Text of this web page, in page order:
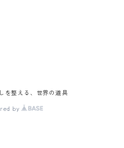
整える、世界の道具
by